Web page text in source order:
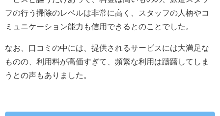
フの行う掃除のレベルは非常に高く、スタッフの人柄やコ
ミュニケーション能力も信用できるとのことでした。
なお、口コミの中には、提供されるサービスには大満足な
ものの、利用料が高価すぎて、頻繁な利用は躊躇してしま
うとの声もありました。